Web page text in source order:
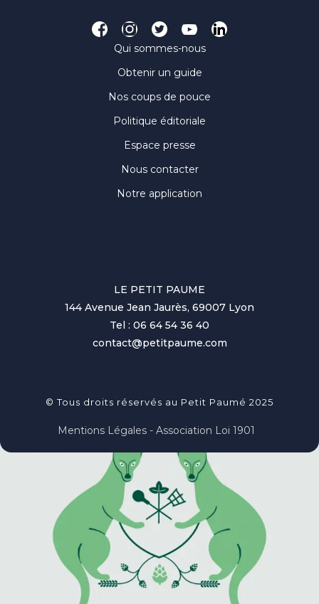
Qui sommes-nous
Obtenir un guide
Nos coups de pouce
Politique éditoriale
Espace presse
Nous contacter
Notre application
LE PETIT PAUME
144 Avenue Jean Jaurès, 69007 Lyon
Tel : 06 64 54 36 40
contact@petitpaume.com
© Tous droits réservés au Petit Paumé 2025
Mentions Légales - Association Loi 1901